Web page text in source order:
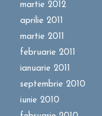
martie 2012
aprilie 2011
martie 2011
februarie 2011
ianuarie 2011
septembrie 2010
iunie 2010